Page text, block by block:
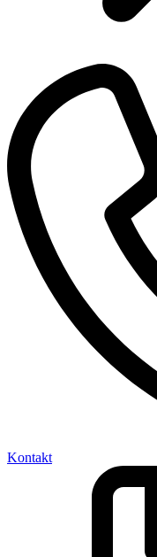
ISO 9001 Zertifizierung
ISO 9001 Zertifizierung